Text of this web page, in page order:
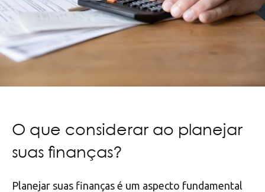
O que considerar ao planejar
suas finanças?
Planejar suas finanças é um aspecto fundamental